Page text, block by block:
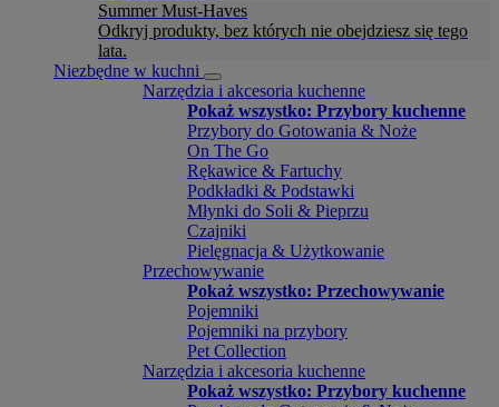
Summer Must-Haves
Odkryj produkty, bez których nie obejdziesz się tego
lata.
Niezbędne w kuchni
Narzędzia i akcesoria kuchenne
Pokaż wszystko: Przybory kuchenne
Przybory do Gotowania & Noże
On The Go
Rękawice & Fartuchy
Podkładki & Podstawki
Młynki do Soli & Pieprzu
Czajniki
Pielęgnacja & Użytkowanie
Przechowywanie
Pokaż wszystko: Przechowywanie
Pojemniki
Pojemniki na przybory
Pet Collection
Narzędzia i akcesoria kuchenne
Pokaż wszystko: Przybory kuchenne